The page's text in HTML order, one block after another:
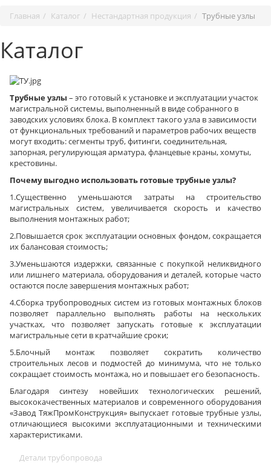
Главная
Каталог Нестандартная продукция Трубные узлы
Каталог
Трубные узлы – это готовый к установке и эксплуатации участок
магистральной системы, выполненный в виде собранного в
заводских условиях блока. В комплект такого узла в зависимости
от функциональных требований и параметров рабочих веществ
могут входить: сегменты труб, фитинги, соединительная,
запорная, регулирующая арматура, фланцевые краны, хомуты,
крестовины.
Почему выгодно использовать готовые трубные узлы?
1.Существенно уменьшаются затраты на строительство
магистральных систем, увеличивается скорость и качество
выполнения монтажных работ;
2.Повышается срок эксплуатации основных фондом, сокращается
их балансовая стоимость;
3.Уменьшаются издержки, связанные с покупкой неликвидного
или лишнего материала, оборудования и деталей, которые часто
остаются после завершения монтажных работ;
4.Сборка трубопроводных систем из готовых монтажных блоков
позволяет параллельно выполнять работы на нескольких
участках, что позволяет запускать готовые к эксплуатации
магистральные сети в кратчайшие сроки;
5.Блочный монтаж позволяет сократить количество
строительных лесов и подмостей до минимума, что не только
сокращает стоимость монтажа, но и повышает его безопасность.
Благодаря синтезу новейших технологических решений,
высококачественных материалов и современного оборудования
«Завод ТяжПромКонструкция» выпускает готовые трубные узлы,
отличающиеся высокими эксплуатационными и техническими
характеристиками.
Детали трубопровода